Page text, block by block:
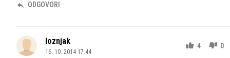
ODGOVORI
loznjak
16. 10. 2014 17.44
4 0